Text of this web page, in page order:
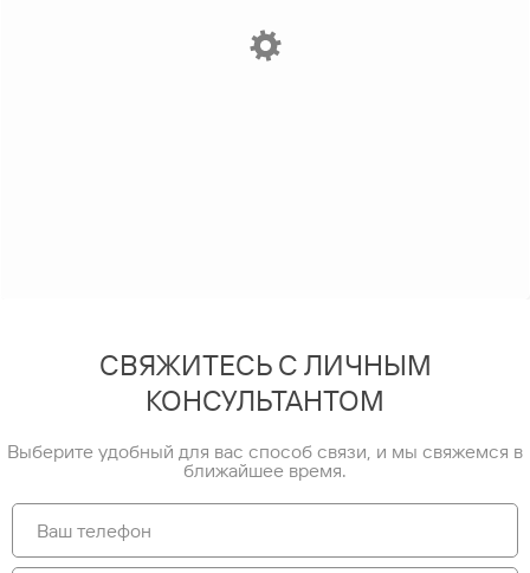
СВЯЖИТЕСЬ С ЛИЧНЫМ
КОНСУЛЬТАНТОМ
Выберите удобный для вас способ связи, и мы свяжемся в
ближайшее время.